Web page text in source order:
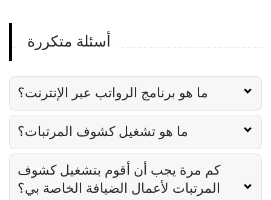
برامج الرواتب
Derrick McMahon Jul 28, 2023
أسئلة متكررة
ما هو برنامج الرواتب عبر الإنترنت؟
ما هو تشغيل كشوف المرتبات؟
كم مرة يجب أن أقوم بتشغيل كشوف
المرتبات لأعمال الضيافة الخاصة بي؟